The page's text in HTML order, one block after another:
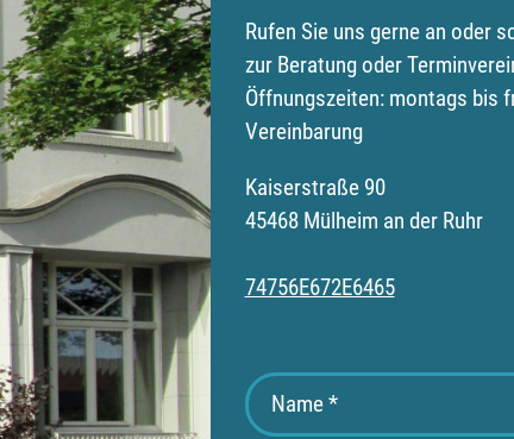
Rufen Sie uns gerne an oder
zur Beratung oder
Öffnungszeiten: montags bis
Vereinbarung
Kaiserstraße 90
45468 Mülheim an der Ruhr
74756E672E6465